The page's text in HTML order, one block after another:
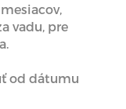
vadu, pre
od dátumu